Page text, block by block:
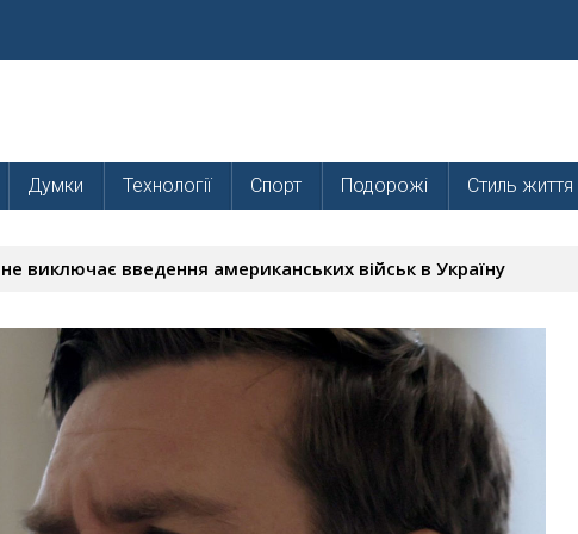
Думки Технології Спорт Подорожі Стиль життя
виключає введення американських військ в Україну